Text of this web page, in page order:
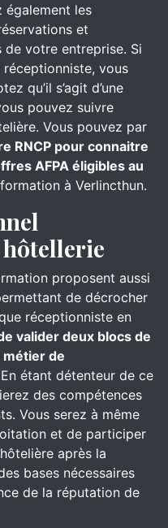
également les
et
votre entreprise. Si
réceptionniste, vous
qu’il s’agit d’une
pouvez suivre
Vous pouvez par
RNCP pour connaitre
AFPA éligibles au
à Verlincthun.
proposent aussi
de décrocher
réceptionniste en
valider deux blocs de
de
étant détenteur de ce
des compétences
Vous serez à même
et de participer
après la
bases nécessaires
de la réputation de